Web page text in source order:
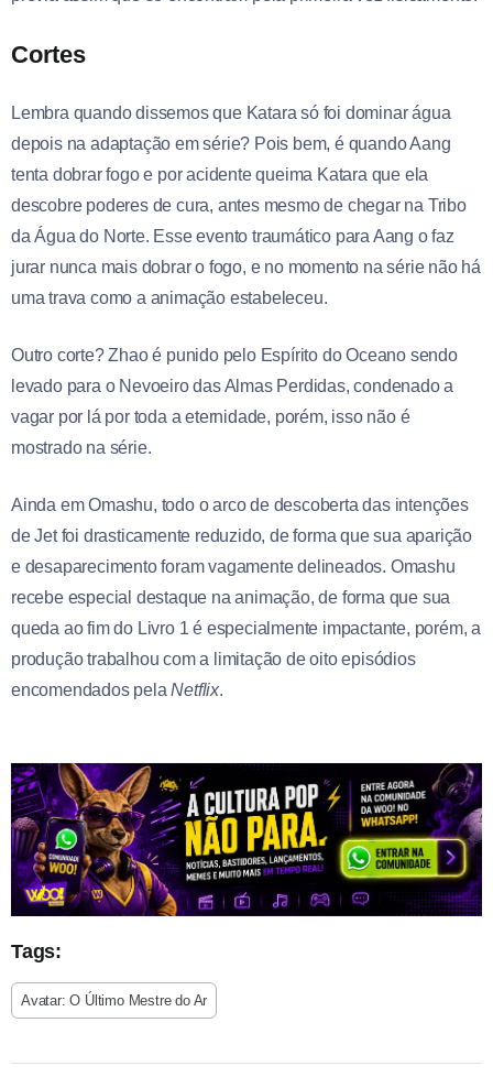
Cortes
Lembra quando dissemos que Katara só foi dominar água
depois na adaptação em série? Pois bem, é quando Aang
tenta dobrar fogo e por acidente queima Katara que ela
descobre poderes de cura, antes mesmo de chegar na Tribo
da Água do Norte. Esse evento traumático para Aang o faz
jurar nunca mais dobrar o fogo, e no momento na série não há
uma trava como a animação estabeleceu.
Outro corte? Zhao é punido pelo Espírito do Oceano sendo
levado para o Nevoeiro das Almas Perdidas, condenado a
vagar por lá por toda a eternidade, porém, isso não é
mostrado na série.
Ainda em Omashu, todo o arco de descoberta das intenções
de Jet foi drasticamente reduzido, de forma que sua aparição
e desaparecimento foram vagamente delineados. Omashu
recebe especial destaque na animação, de forma que sua
queda ao fim do Livro 1 é especialmente impactante, porém, a
produção trabalhou com a limitação de oito episódios
encomendados pelaNetflix.
Tags:
Avatar: O Último Mestre do Ar